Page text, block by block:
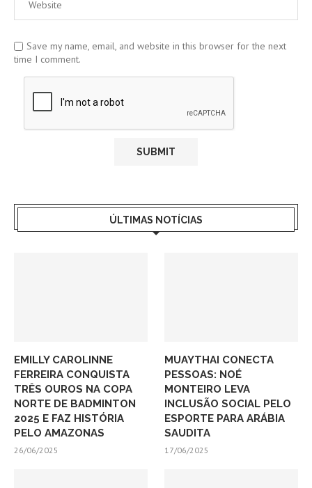
Save my name, email, and website in this browser for the next
time I comment.
ÚLTIMAS NOTÍCIAS
EMILLY CAROLINNE
FERREIRA CONQUISTA
TRÊS OUROS NA COPA
NORTE DE BADMINTON
2025 E FAZ HISTÓRIA
PELO AMAZONAS
26/06/2025
MUAYTHAI CONECTA
PESSOAS: NOÉ
MONTEIRO LEVA
INCLUSÃO SOCIAL PELO
ESPORTE PARA ARÁBIA
SAUDITA
17/06/2025